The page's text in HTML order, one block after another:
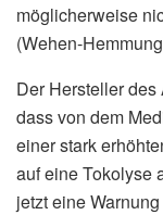
möglicherweise
(Wehen-
Der Hersteller
dass von dem
einer stark
auf eine Tokolyse
jetzt eine